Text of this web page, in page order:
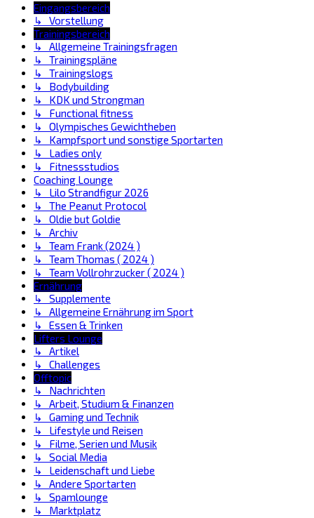
Eingangsbereich
↳ Vorstellung
Trainingsbereich
↳ Allgemeine Trainingsfragen
↳ Trainingspläne
↳ Trainingslogs
↳ Bodybuilding
↳ KDK und Strongman
↳ Functional fitness
↳ Olympisches Gewichtheben
↳ Kampfsport und sonstige Sportarten
↳ Ladies only
↳ Fitnessstudios
Coaching Lounge
↳ Lilo Strandfigur 2026
↳ The Peanut Protocol
↳ Oldie but Goldie
↳ Archiv
↳ Team Frank (2024 )
↳ Team Thomas ( 2024 )
↳ Team Vollrohrzucker ( 2024 )
Ernährung
↳ Supplemente
↳ Allgemeine Ernährung im Sport
↳ Essen & Trinken
Lifters Lounge
↳ Artikel
↳ Challenges
Offtopic
↳ Nachrichten
↳ Arbeit, Studium & Finanzen
↳ Gaming und Technik
↳ Lifestyle und Reisen
↳ Filme, Serien und Musik
↳ Social Media
↳ Leidenschaft und Liebe
↳ Andere Sportarten
↳ Spamlounge
↳ Marktplatz